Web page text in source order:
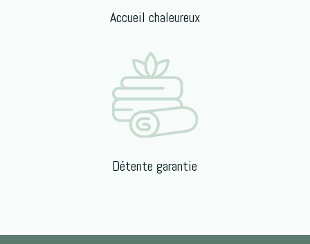
Accueil chaleureux
Détente garantie